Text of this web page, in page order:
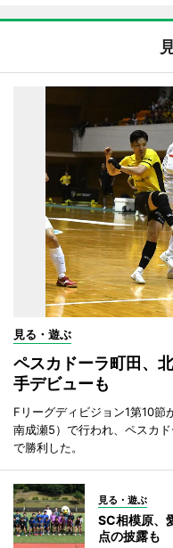
見る・遊ぶ
ペスカドーラ町田、
手デビューも
Fリーグディビジョン1第10節
南成瀬5）で行われ、ペスカ
で勝利した。
見る・遊ぶ
SC相模原、
点の披露も